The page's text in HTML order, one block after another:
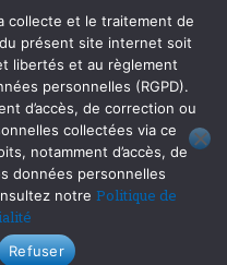
Manaut
collecte et le traitement de
présent site internet soit
libertés et au règlement
personnelles (RGPD).
d’accès, de correction ou
collectées via ce
notamment d’accès, de
données personnelles
notre Politique de
Refuser